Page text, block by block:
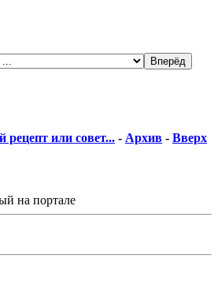
рецепт или совет... - Архив - Вверх
на портале